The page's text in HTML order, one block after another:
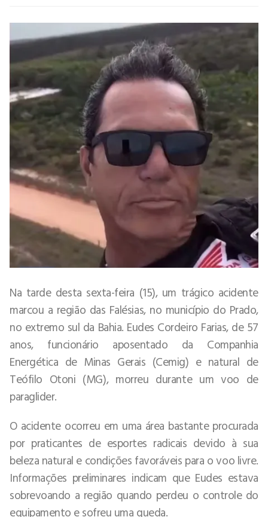
Na tarde desta sexta-feira (15), um trágico acidente
marcou a região das Falésias, no município do Prado,
no extremo sul da Bahia. Eudes Cordeiro Farias, de 57
anos, funcionário aposentado da Companhia
Energética de Minas Gerais (Cemig) e natural de
Teófilo Otoni (MG), morreu durante um voo de
paraglider.
O acidente ocorreu em uma área bastante procurada
por praticantes de esportes radicais devido à sua
beleza natural e condições favoráveis para o voo livre.
Informações preliminares indicam que Eudes estava
sobrevoando a região quando perdeu o controle do
equipamento e sofreu uma queda.